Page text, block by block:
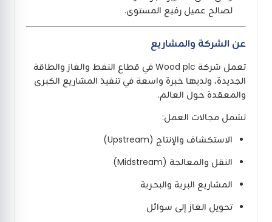
لصالح عميل رفيع المستوى.
عن الشركة والمشاريع
تعمل شركة Wood plc في قطاع النفط والغاز والطاقة
الجديدة، ولديها خبرة واسعة في تنفيذ المشاريع الكبرى
والمعقدة حول العالم.
تشمل مجالات العمل:
الاستكشاف والإنتاج (Upstream)
النقل والمعالجة (Midstream)
المشاريع البرية والبحرية
تحويل الغاز إلى سوائل